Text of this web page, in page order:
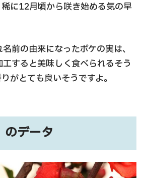
に12月頃から咲き始める気の早
前の由来になったボケの実は、
すると美味しく食べられるそう
がとても良いそうですよ。
のデータ